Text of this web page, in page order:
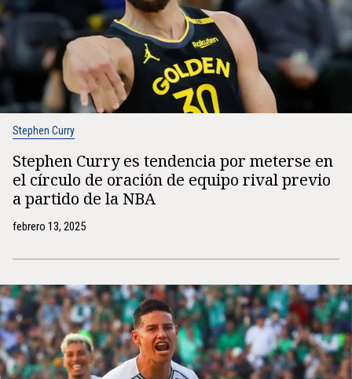
Stephen Curry
Stephen Curry es tendencia por meterse en
el círculo de oración de equipo rival previo
a partido de la NBA
febrero 13, 2025